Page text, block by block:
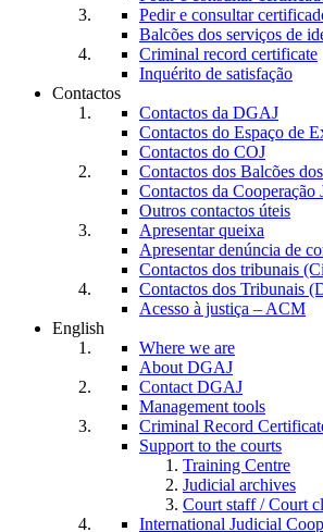
Pedir e consultar
Balcões dos serviços de
Criminal record certificate
Inquérito de satisfação
Contactos
Contactos da DGAJ
Contactos do Espaço de
Contactos do COJ
Contactos dos Balcões
Contactos da
Outros contactos úteis
Apresentar queixa
Apresentar denúncia de
Contactos dos tribunais
Contactos dos Tribunais
Acesso à justiça – ACM
English
Where we are
About DGAJ
Contact DGAJ
Management tools
Criminal Record
Support to the courts
Training Centre
Judicial archives
Court staff / Court
International Judicial